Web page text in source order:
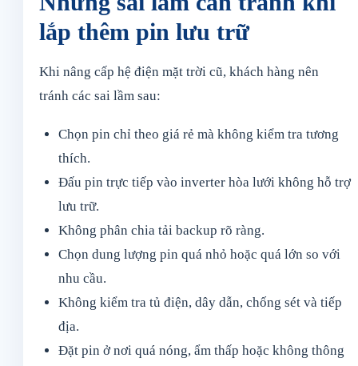
lắp thêm pin lưu trữ
Khi nâng cấp hệ điện mặt trời cũ, khách hàng nên
tránh các sai lầm sau:
Chọn pin chỉ theo giá rẻ mà không kiểm tra tương
thích.
Đấu pin trực tiếp vào inverter hòa lưới không hỗ trợ
lưu trữ.
Không phân chia tải backup rõ ràng.
Chọn dung lượng pin quá nhỏ hoặc quá lớn so với
nhu cầu.
Không kiểm tra tủ điện, dây dẫn, chống sét và tiếp
địa.
Đặt pin ở nơi quá nóng, ẩm thấp hoặc không thông